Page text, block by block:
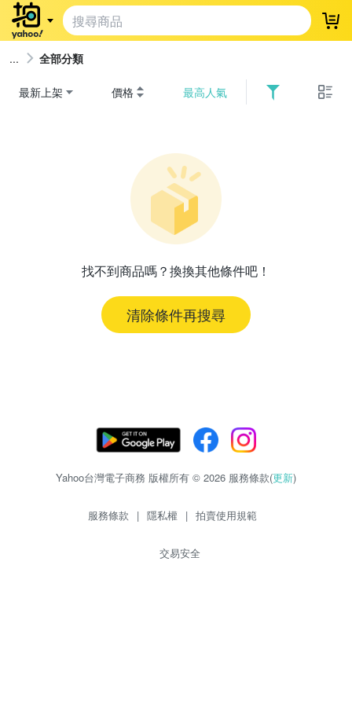
登
全部分類
最新上架 價格 最高人氣
找不到商品嗎？換換其他條件吧！
清除條件再搜尋
Yahoo台灣電子商務 版權所有 © 2026 服務條款(更新)
服務條款 | 隱私權 | 拍賣使用規範
交易安全